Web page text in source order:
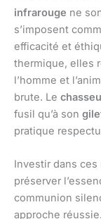
infrarouge ne
s’imposent
efficacité et
thermique, elles
l’homme et
brute. Le
fusil qu’à son
pratique
Investir dans ces
préserver
communion
approche